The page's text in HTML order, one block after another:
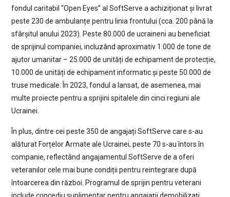
fondul caritabil “Open Eyes” al SoftServe a achiziționat și livrat
peste 230 de ambulanțe pentru linia frontului (cca. 200 până la
sfârșitul anului 2023). Peste 80.000 de ucraineni au beneficiat
de sprijinul companiei, incluzând aproximativ 1.000 de tone de
ajutor umanitar – 25.000 de unități de echipament de protecție,
10.000 de unități de echipament informatic și peste 50.000 de
truse medicale. În 2023, fondul a lansat, de asemenea, mai
multe proiecte pentru a sprijini spitalele din cinci regiuni ale
Ucrainei.
În plus, dintre cei peste 350 de angajați SoftServe care s-au
alăturat Forțelor Armate ale Ucrainei, peste 70 s-au întors în
companie, reflectând angajamentul SoftServe de a oferi
veteranilor cele mai bune condiții pentru reintegrare după
întoarcerea din război. Programul de sprijin pentru veterani
include concediu suplimentar pentru angajații demobilizați,